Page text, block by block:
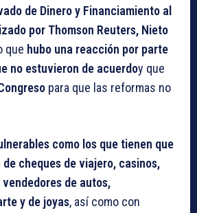
de Dinero y Financiamiento al
por Thomson Reuters, Nieto
que hubo una reacción por parte
no estuvieron de acuerdoy que
para que las reformas no
como los que tienen que
cheques de viajero, casinos,
de autos,
y de joyas, así como con